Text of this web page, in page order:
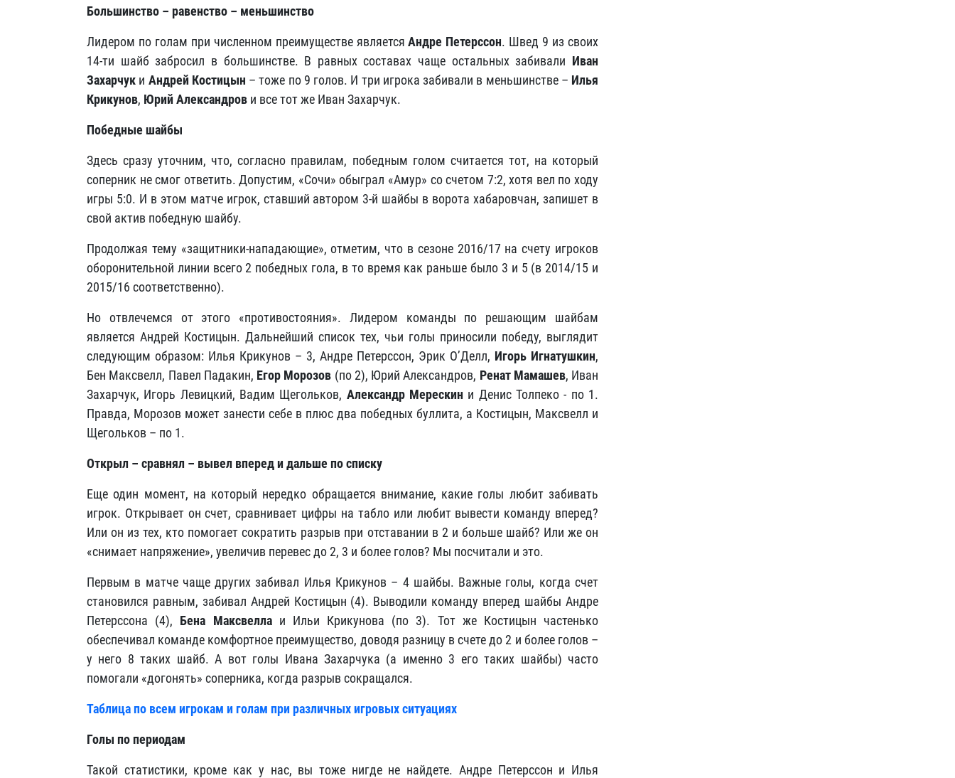
Большинство – равенство – меньшинство
Лидером по голам при численном преимуществе являетсяАндре Петерссон. Швед 9 из своих
14-ти шайб забросил в большинстве. В равных составах чаще остальных забивали Иван
Захарчук и Андрей Костицын – тоже по 9 голов. И три игрока забивали в меньшинстве – Илья
Крикунов, Юрий Александров и все тот же Иван Захарчук.
Победные шайбы
Здесь сразу уточним, что, согласно правилам, победным голом считается тот, на который
соперник не смог ответить. Допустим, «Сочи» обыграл «Амур» со счетом 7:2, хотя вел по ходу
игры 5:0. И в этом матче игрок, ставший автором 3-й шайбы в ворота хабаровчан, запишет в
свой актив победную шайбу.
Продолжая тему «защитники-нападающие», отметим, что в сезоне 2016/17 на счету игроков
оборонительной линии всего 2 победных гола, в то время как раньше было 3 и 5 (в 2014/15 и
2015/16 соответственно).
Но отвлечемся от этого «противостояния». Лидером команды по решающим шайбам
является Андрей Костицын. Дальнейший список тех, чьи голы приносили победу, выглядит
следующим образом: Илья Крикунов – 3, Андре Петерссон, Эрик О’Делл, Игорь Игнатушкин,
Бен Максвелл, Павел Падакин, Егор Морозов (по 2), Юрий Александров, Ренат Мамашев, Иван
Захарчук, Игорь Левицкий, Вадим Щегольков, Александр Мерескин и Денис Толпеко - по 1.
Правда, Морозов может занести себе в плюс два победных буллита, а Костицын, Максвелл и
Щегольков – по 1.
Открыл – сравнял – вывел вперед и дальше по списку
Еще один момент, на который нередко обращается внимание, какие голы любит забивать
игрок. Открывает он счет, сравнивает цифры на табло или любит вывести команду вперед?
Или он из тех, кто помогает сократить разрыв при отставании в 2 и больше шайб? Или же он
«снимает напряжение», увеличив перевес до 2, 3 и более голов? Мы посчитали и это.
Первым в матче чаще других забивал Илья Крикунов – 4 шайбы. Важные голы, когда счет
становился равным, забивал Андрей Костицын (4). Выводили команду вперед шайбы Андре
Петерссона (4), Бена Максвеллаи Ильи Крикунова (по 3). Тот же Костицын частенько
обеспечивал команде комфортное преимущество, доводя разницу в счете до 2 и более голов –
у него 8 таких шайб. А вот голы Ивана Захарчука (а именно 3 его таких шайбы) часто
помогали «догонять» соперника, когда разрыв сокращался.
Таблица по всем игрокам и голам при различных игровых ситуациях
Голы по периодам
Такой статистики, кроме как у нас, вы тоже нигде не найдете. Андре Петерссон и Илья